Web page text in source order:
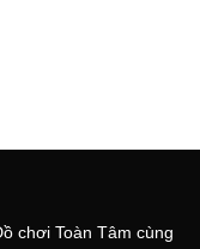
chơi Toàn Tâm cùng